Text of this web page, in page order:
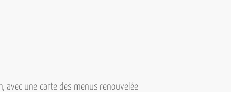
avec une carte des menus renouvelée